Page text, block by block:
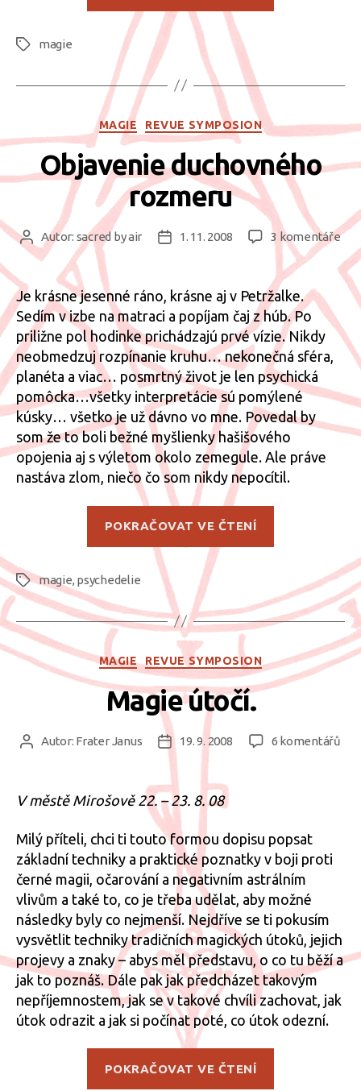
Štítkymagie
Rubriky
MAGIE REVUE SYMPOSION
Objavenie duchovného
rozmeru
Autor
příspěvku
Autor: sacred by air
Datum
1. 11. 2008 3 komentářeu
s
Je krásne jesenné ráno, krásne aj v Petržalke.
Sedím v izbe na matraci a popíjam čaj z húb. Po
priližne pol hodinke prichádzajú prvé vízie. Nikdy
neobmedzuj rozpínanie kruhu… nekonečná sféra,
planéta a viac… posmrtný život je len psychická
pomôcka…všetky interpretácie sú pomýlené
kúsky… všetko je už dávno vo mne. Povedal by
som že to boli bežné myšlienky hašišového
opojenia aj s výletom okolo zemegule. Ale práve
nastáva zlom, niečo čo som nikdy nepocítil.
POKRAČOVAT VE ČTENÍ
Štítkymagie, psychedelie
Rubriky
MAGIE REVUE SYMPOSION
Magie útočí.
AutorAutor: Frater Janus
Datum
příspěvku
19. 9. 2008 6 komentářůu
V městě Mirošově 22. – 23. 8. 08
Milý příteli, chci ti touto formou dopisu popsat
základní techniky a praktické poznatky v boji proti
černé magii, očarování a negativním astrálním
vlivům a také to, co je třeba udělat, aby možné
následky byly co nejmenší. Nejdříve se ti pokusím
vysvětlit techniky tradičních magických útoků, jejich
projevy a znaky – abys měl představu, o co tu běží a
jak to poznáš. Dále pak jak předcházet takovým
nepříjemnostem, jak se v takové chvíli zachovat, jak
útok odrazit a jak si počínat poté, co útok odezní.
POKRAČOVAT VE ČTENÍ